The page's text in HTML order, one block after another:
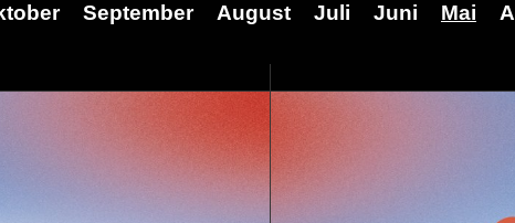
September August Juli Juni Mai